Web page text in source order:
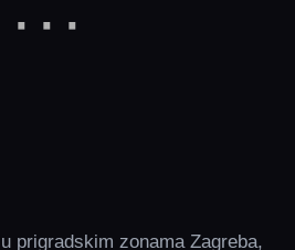
prigradskim zonama Zagreba,